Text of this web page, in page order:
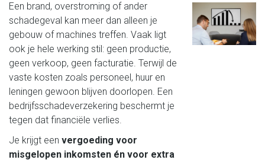
Een brand, overstroming of ander
schadegeval kan meer dan alleen je
gebouw of machines treffen. Vaak ligt
ook je hele werking stil: geen productie,
geen verkoop, geen facturatie. Terwijl de
vaste kosten zoals personeel, huur en
leningen gewoon blijven doorlopen. Een
bedrijfsschadeverzekering beschermt je
tegen dat financiële verlies.
Je krijgt een vergoeding voor
misgelopen inkomsten én voor extra